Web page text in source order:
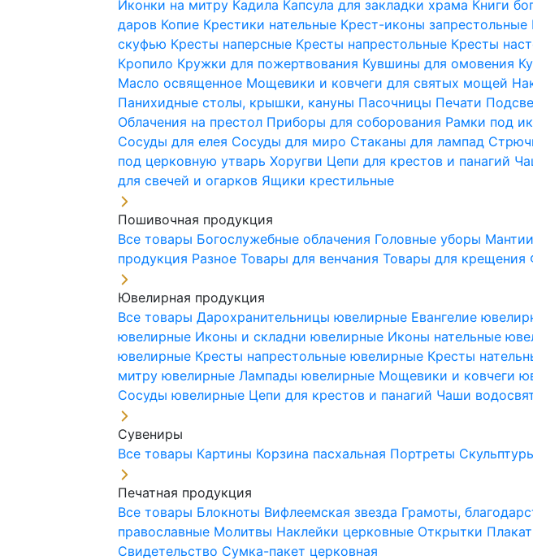
Иконки на митру Кадила Капсула для закладки храма Книги
даров Копие Крестики нательные Крест-иконы запрестольные
скуфью Кресты наперсные Кресты напрестольные Кресты
Кропило Кружки для пожертвования Кувшины для омовения
Масло освященное Мощевики и ковчеги для святых мощей
Панихидные столы, крышки, кануны Пасочницы Печати
Облачения на престол Приборы для соборования Рамки под
Сосуды для елея Сосуды для миро Стаканы для лампад
под церковную утварьХоругви Цепи для крестов и панагий
для свечей и огарков Ящики крестильные
Пошивочная продукция
Все товары Богослужебные облачения Головные уборы Мантии
продукция РазноеТовары для венчанияТовары для крещения
Ювелирная продукция
Все товарыДарохранительницы ювелирные Евангелие
ювелирные Иконы и складни ювелирные Иконы нательные
ювелирные Кресты напрестольные ювелирные Кресты
митру ювелирныеЛампады ювелирные Мощевики и ковчеги
Сосуды ювелирные Цепи для крестов и панагий Чаши
Сувениры
Все товары Картины Корзина пасхальная Портреты
Печатная продукция
Все товары Блокноты Вифлеемская звезда Грамоты,
православные Молитвы Наклейки церковные Открытки
Свидетельство Сумка-пакет церковная